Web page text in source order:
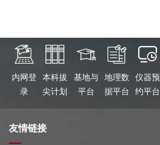
内网登
录
本科拔
尖计划
基地与
平台
地理数
据平台
仪器预
约平台
友情链接